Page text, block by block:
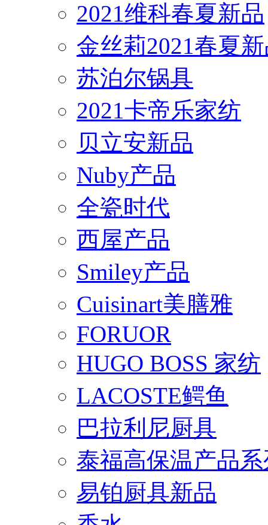
2021维科春夏新品
金丝莉2021春夏
苏泊尔锅具
2021卡帝乐家纺
贝立安新品
Nuby产品
全瓷时代
西屋产品
Smiley产品
Cuisinart美膳雅
FORUOR
HUGO BOSS 家纺
LACOSTE鳄鱼
巴拉利尼厨具
泰福高保温产品
易铂厨具新品